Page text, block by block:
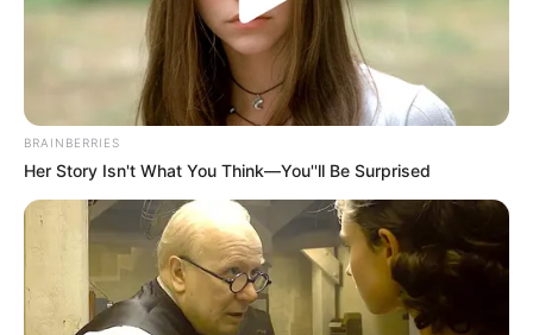
ACTIVAR AHORA
TEMAS DESTACADOS
RECIBO DEL AGUA
LOCALIDAD DE USAQUÉN
CUNDINAMARCA
DESAPARECIDOS
CORTES DE LUZ
LOCALIDAD DE ENGATIVÁ
REGIOTRAM DE OCCIDENTE
LOCALIDAD DE SUBA
BRAINBERRIES
Her Story Isn't What You Think—You''ll Be Surprised